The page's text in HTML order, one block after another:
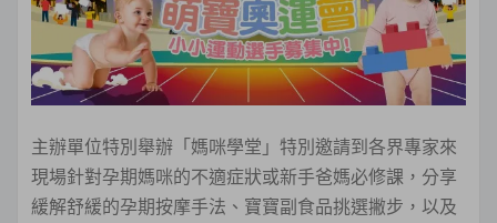
主辦單位特別舉辦「媽咪學堂」特別邀請到各界專家來
現場針對孕期媽咪的不適症狀或新手爸媽必修課，分享
緩解舒緩的孕期按摩手法、寶寶副食品挑選撇步，以及